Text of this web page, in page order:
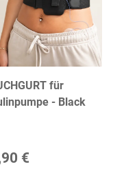
für
- Black
€